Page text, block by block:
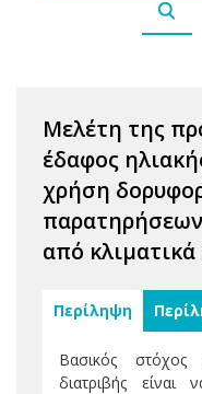
Μελέτη της
έδαφος
χρήση
από
Περίληψη
Βασικός στόχος
διατριβής είναι